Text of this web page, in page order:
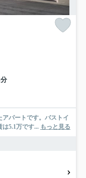
パートです。バストイ
5.1万です... もっと見る